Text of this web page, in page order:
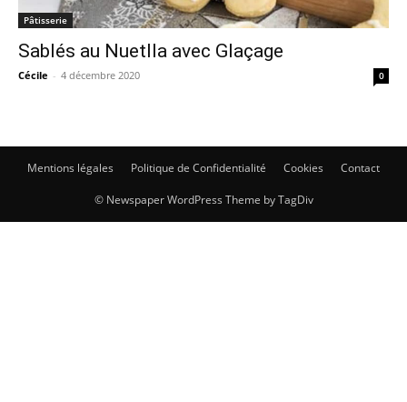
Pâtisserie
Sablés au Nuetlla avec Glaçage
Cécile - 4 décembre 2020 0
Mentions légales Politique de Confidentialité Cookies Contact
© Newspaper WordPress Theme by TagDiv